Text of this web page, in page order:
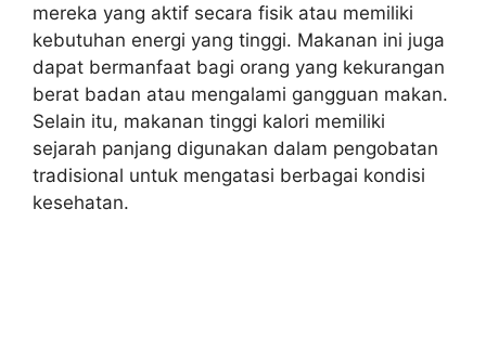
mereka yang aktif secara fisik atau memiliki
kebutuhan energi yang tinggi. Makanan ini juga
dapat bermanfaat bagi orang yang kekurangan
berat badan atau mengalami gangguan makan.
Selain itu, makanan tinggi kalori memiliki
sejarah panjang digunakan dalam pengobatan
tradisional untuk mengatasi berbagai kondisi
kesehatan.